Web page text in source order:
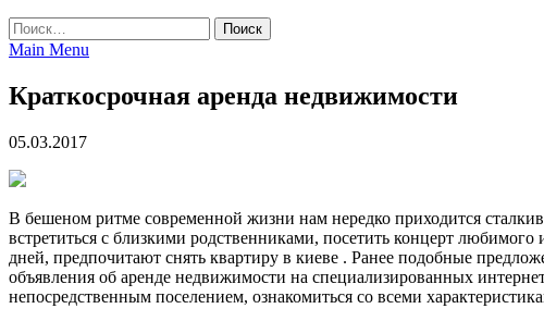
Найти:
Main Menu
Краткосрочная аренда недвижимости
05.03.2017
В бешеном ритме современной жизни нам нередко приходится
встретиться с близкими родственниками, посетить концерт
дней, предпочитают снять квартиру в киеве . Ранее подобные
объявления об аренде недвижимости на специализированных
непосредственным поселением, ознакомиться со всеми